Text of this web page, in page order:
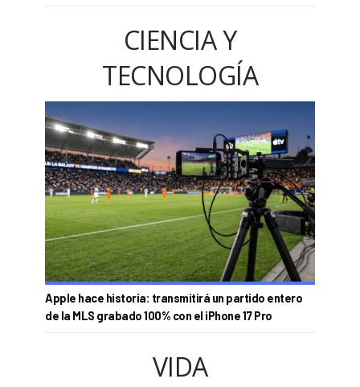
CIENCIA Y
TECNOLOGÍA
Apple hace historia: transmitirá un partido entero
de la MLS grabado 100% con el iPhone 17 Pro
VIDA